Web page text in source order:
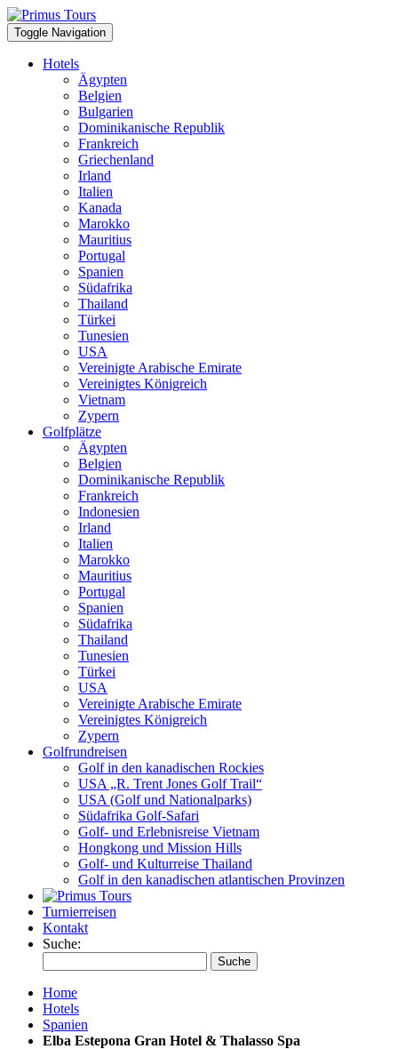
Toggle Navigation
Hotels
Ägypten
Belgien
Bulgarien
Dominikanische Republik
Frankreich
Griechenland
Irland
Italien
Kanada
Marokko
Mauritius
Portugal
Spanien
Südafrika
Thailand
Türkei
Tunesien
USA
Vereinigte Arabische Emirate
Vereinigtes Königreich
Vietnam
Zypern
Golfplätze
Ägypten
Belgien
Dominikanische Republik
Frankreich
Indonesien
Irland
Italien
Marokko
Mauritius
Portugal
Spanien
Südafrika
Thailand
Tunesien
Türkei
USA
Vereinigte Arabische Emirate
Vereinigtes Königreich
Zypern
Golfrundreisen
Golf in den kanadischen Rockies
USA „R. Trent Jones Golf Trail“
USA (Golf und Nationalparks)
Südafrika Golf-Safari
Golf- und Erlebnisreise Vietnam
Hongkong und Mission Hills
Golf- und Kulturreise Thailand
Golf in den kanadischen atlantischen Provinzen
Turnierreisen
Kontakt
Suche:
Suche
Home
Hotels
Spanien
Elba Estepona Gran Hotel & Thalasso Spa